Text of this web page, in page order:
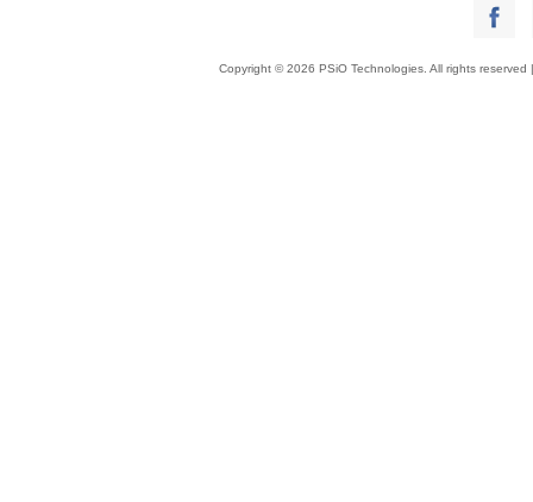
Copyright © 2026 PSiO Technologies. All rights reserved